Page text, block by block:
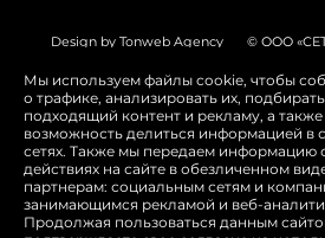
Design by Tonweb Agency © ООО
Политика конфиденциальности
Switch to English
Мы используем файлы cookie, чтобы
о трафике, анализировать их,
подходящий контент и рекламу, а также
возможность делиться информацией в
сетях. Также мы передаем информацию
действиях на сайте в обезличенном
партнерам: социальным сетям и
занимающимся рекламой и веб-
Продолжая пользоваться данным